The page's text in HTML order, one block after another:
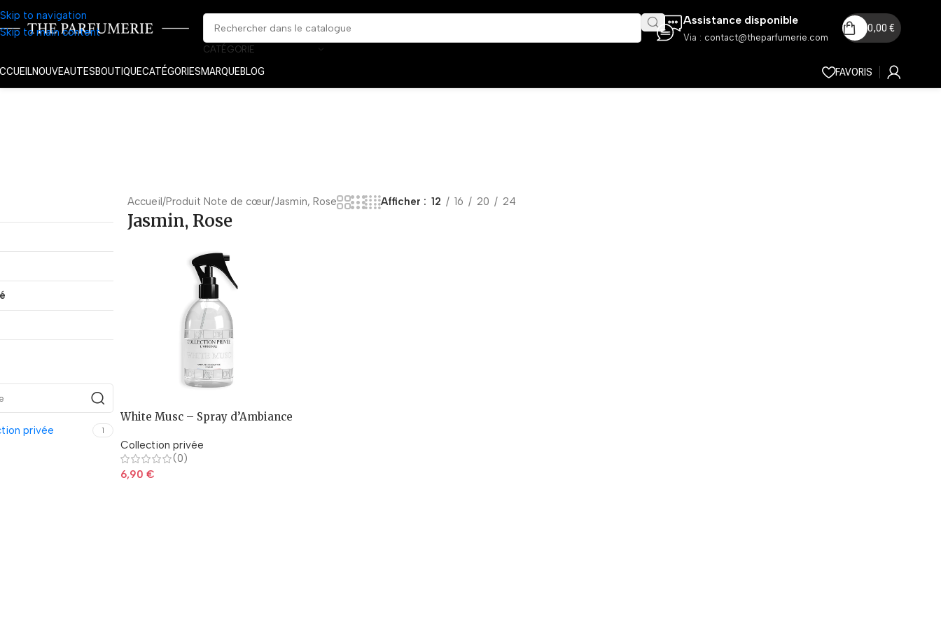
Skip to navigation
Skip to main content
CATÉGORIE
Assistance disponible
Via : contact@theparfumerie.com
0,00 €
NOUVEAUTESBOUTIQUECATÉGORIESMARQUEBLOG FAVORIS
privée 1
Accueil Produit Note de cœur Jasmin, Rose Afficher 12 16 20 24
Jasmin, Rose
White Musc – Spray d’Ambiance
Collection privée
(0)
6,90 €